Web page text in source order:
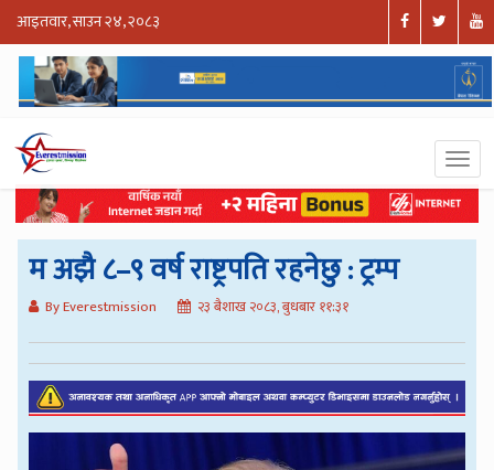
आइतवार, साउन २४, २०८३
म अझै ८–९ वर्ष राष्ट्रपति रहनेछु : ट्रम्प
By Everestmission २३ बैशाख २०८३, बुधबार ११:३१